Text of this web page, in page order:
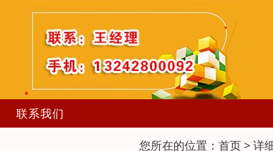
联系我们
您所在的位置： 首页> 详